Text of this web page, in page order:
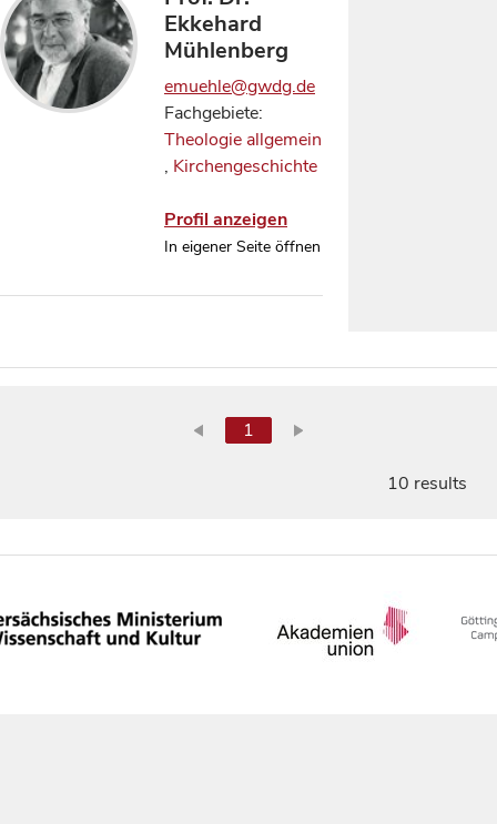
Ekkehard
Mühlenberg
emuehle@gwdg.de
Fachgebiete:
Theologie allgemein
, Kirchengeschichte
Profil anzeigen
In eigener Seite öffnen
1
10 results